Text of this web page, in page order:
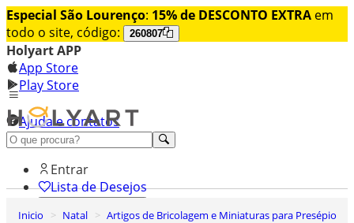
Especial São Lourenço: 15% de DESCONTO EXTRA em
todo o site, código:
260807
Holyart APP
App Store
Play Store
Ajuda e contatos
Conheça premium
Entrar
Lista de Desejos
Inicio Natal
Artigos de Bricolagem e Miniaturas para Presépio